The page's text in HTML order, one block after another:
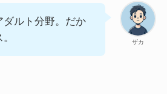
ザカ
ダルト分野。だか